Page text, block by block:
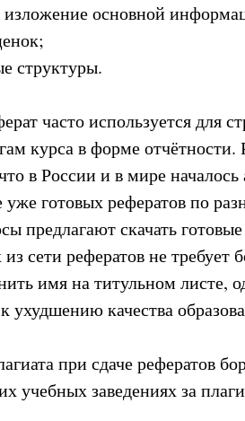
изложение основной
структуры.
часто используется для
курса в форме отчётности.
в России и в мире началось
уже готовых рефератов по
предлагают скачать
сети рефератов не требует
имя на титульном листе,
ухудшению качества
при сдаче рефератов
учебных заведениях за